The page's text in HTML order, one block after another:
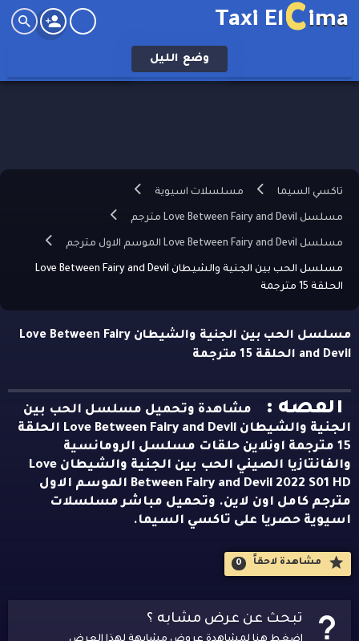
Taxi ElCima
وضع الليل
تاكسي السيما مسلسلات اسيوية
مسلسل Love Between Fairy and Devil مترجم
مسلسل Love Between Fairy and Devil الموسم الاول مترجم
مسلسل الحب بين الجنية والشيطان Love Between Fairy and Devil
الحلقة 15 مترجمة
مسلسل الحب بين الجنية والشيطان Love Between Fairy
and Devil الحلقة 15 مترجمة
القصه :
مشاهدة وتحميل مسلسل الحب بين
الجنية والشيطان Love Between Fairy and Devil الحلقة
15 مترجمة اونلاين حلقات مسلسل الرومانسية
والفانتازيا الصيني الحب بين الجنية والشيطان Love
Between Fairy and Devil 2022 S01 HD الموسم الاول
مترجم كامل اون لاين. وتحميل مباشر مسلسلات
اسيوية حصريا على تاكسي السيما.
مشاهدة لاحقاََ 0
تبحث عن عرض مشابه ؟